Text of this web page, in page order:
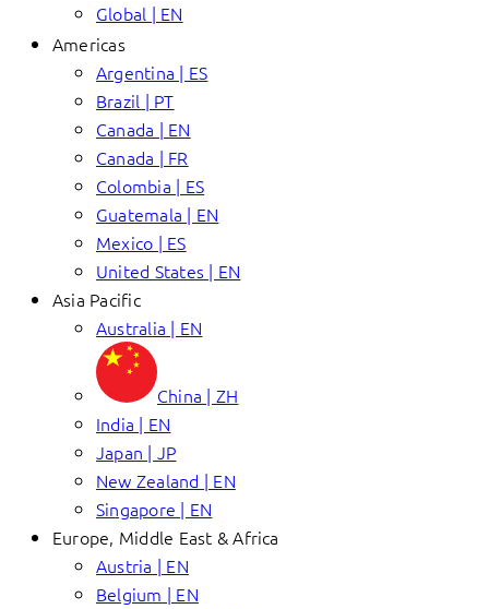
Global | EN
Americas
Argentina | ES
Brazil | PT
Canada | EN
Canada | FR
Colombia | ES
Guatemala | EN
Mexico | ES
United States | EN
Asia Pacific
Australia | EN
China | ZH
India | EN
Japan | JP
New Zealand | EN
Singapore | EN
Europe, Middle East & Africa
Austria | EN
Belgium | EN